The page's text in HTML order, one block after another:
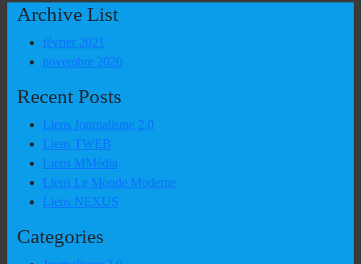
Archive List
février 2021
novembre 2020
Recent Posts
Liens Journalisme 2.0
Liens TWEB
Liens MMédia
Liens Le Monde Moderne
Liens NEXUS
Categories